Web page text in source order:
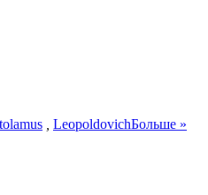
, LeopoldovichБольше »